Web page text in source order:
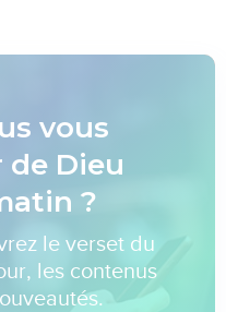
vous
de Dieu
?
le verset du
les contenus